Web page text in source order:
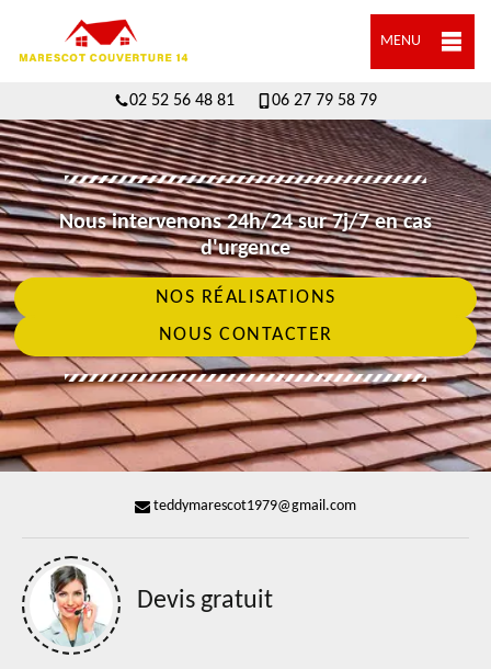
MENU
02 52 56 48 81 06 27 79 58 79
Nous intervenons 24h/24 sur 7j/7 en cas
d'urgence
NOS RÉALISATIONS
NOUS CONTACTER
teddymarescot1979@gmail.com
Devis gratuit